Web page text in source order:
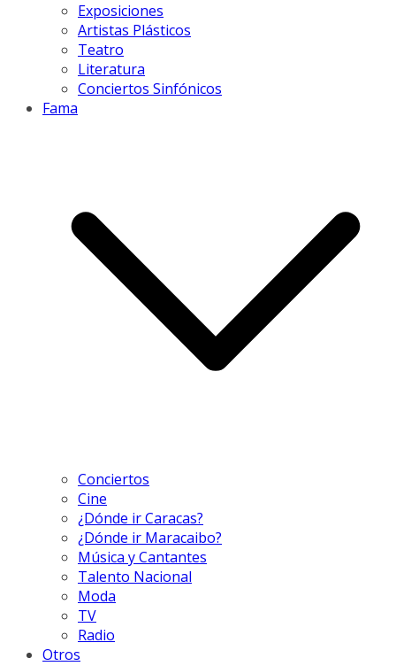
Exposiciones
Artistas Plásticos
Teatro
Literatura
Conciertos Sinfónicos
Fama
Conciertos
Cine
¿Dónde ir Caracas?
¿Dónde ir Maracaibo?
Música y Cantantes
Talento Nacional
Moda
TV
Radio
Otros